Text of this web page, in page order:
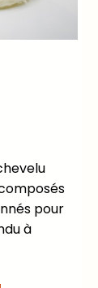
pour
à